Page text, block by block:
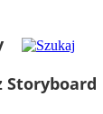
Storyboard